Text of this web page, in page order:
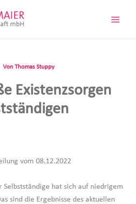
Von Thomas Stuppy
Existenzsorgen
vom 08.12.2022
Selbstständige hat sich auf niedrigem
sind die Ergebnisse des aktuellen